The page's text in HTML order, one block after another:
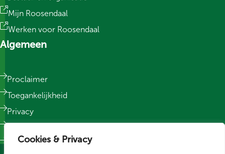
Cookies & Privacy
Mijn Roosendaal
Werken voor Roosendaal
Algemeen
Proclaimer
Toegankelijkheid
Privacy
Sitemap